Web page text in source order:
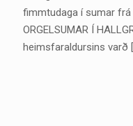
fimmtudaga í sumar frá
ORGELSUMAR Í
heimsfaraldursins varð